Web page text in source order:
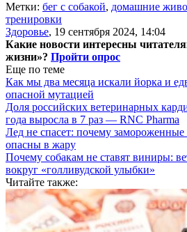
Метки: бег с собакой, домашние
тренировки
Здоровье, 19 сентября 2024, 14:04
Какие новости интересны
жизни»? Пройти опрос
Еще по теме
Как мы два месяца искали йорка и
опасной мутацией
Доля российских ветеринарных
года выросла в 7 раз — RNC Pharma
Лед не спасет: почему замороженные
опасны в жару
Почему собакам не ставят виниры:
вокруг «голливудской улыбки»
Читайте также: